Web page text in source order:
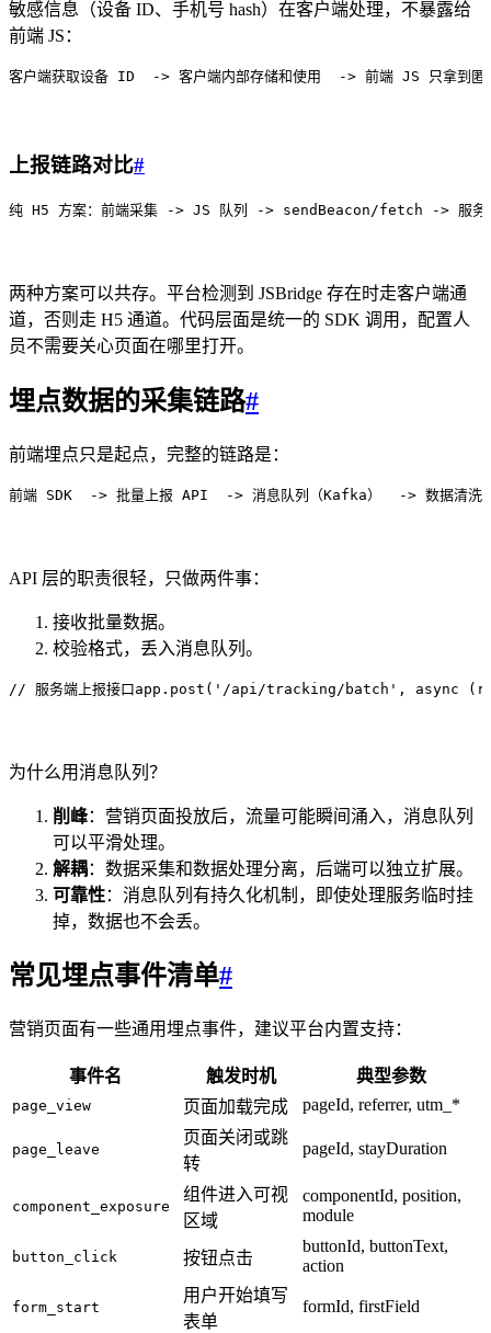
敏感信息（设备 ID、手机号 hash）在客户端处理，不暴露给
前端 JS：
客户端获取设备 ID
  -> 客户端内部存储和使用
-> 前端 JS 只拿到
上报链路对比#
纯 H5 方案： 前端采集 -> JS 队列 -> sendBeacon/fetch -> 服务
两种方案可以共存。平台检测到 JSBridge 存在时走客户端通
道，否则走 H5 通道。代码层面是统一的 SDK 调用，配置人
员不需要关心页面在哪里打开。
埋点数据的采集链路#
前端埋点只是起点，完整的链路是：
前端 SDK
  -> 批量上报 API
  -> 消息队列（Kafka）
  -> 数据清洗
API 层的职责很轻，只做两件事：
接收批量数据。
校验格式，丢入消息队列。
// 服务端上报接口app . post ( ' /api/tracking/batch ' , async (
为什么用消息队列？
削峰：营销页面投放后，流量可能瞬间涌入，消息队列
可以平滑处理。
解耦：数据采集和数据处理分离，后端可以独立扩展。
可靠性：消息队列有持久化机制，即使处理服务临时挂
掉，数据也不会丢。
常见埋点事件清单#
营销页面有一些通用埋点事件，建议平台内置支持：
事件名 触发时机 典型参数
page_view 页面加载完成 pageId, referrer, utm_*
page_leave
页面关闭或跳
转
pageId, stayDuration
component_exposure
组件进入可视
区域
componentId, position,
module
button_click 按钮点击
buttonId, buttonText,
action
form_start
用户开始填写
表单
formId, firstField